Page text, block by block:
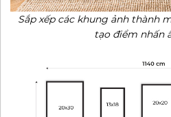
Sắp xếp các khung ảnh thành
tạo điểm nhấn